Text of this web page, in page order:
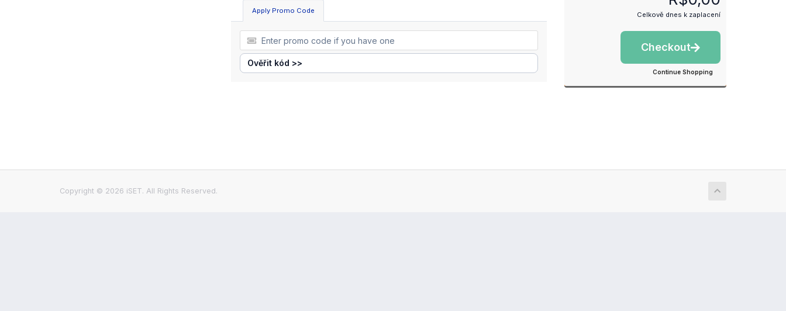
Apply Promo Code
Ověřit kód >>
Celkově dnes k zaplacení
Checkout
Continue Shopping
Copyright © 2026 iSET. All Rights Reserved.